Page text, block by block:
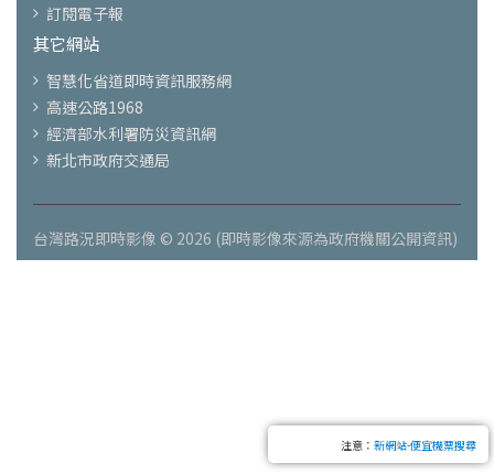
訂閱電子報
其它網站
智慧化省道即時資訊服務網
高速公路1968
經濟部水利署防災資訊網
新北市政府交通局
台灣路況即時影像 © 2026 (即時影像來源為政府機關公開資訊)
注意： 新網站-便宜機票搜尋